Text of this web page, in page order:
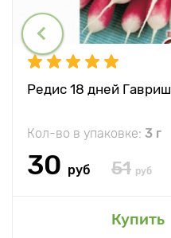
Редис 18 дней Гавриш
Кол-во в упаковке: 3 г
30 руб 51 руб
Купить